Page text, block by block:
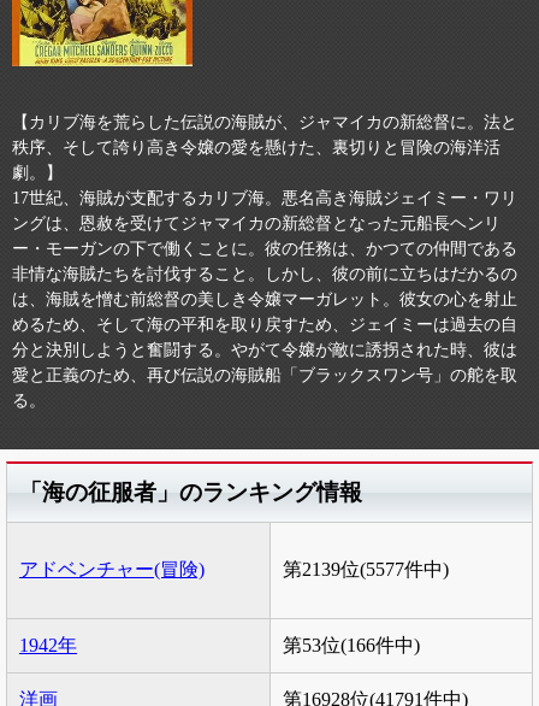
【カリブ海を荒らした伝説の海賊が、ジャマイカの新総督に。法と
秩序、そして誇り高き令嬢の愛を懸けた、裏切りと冒険の海洋活
劇。】
17世紀、海賊が支配するカリブ海。悪名高き海賊ジェイミー・ワリ
ングは、恩赦を受けてジャマイカの新総督となった元船長ヘンリ
ー・モーガンの下で働くことに。彼の任務は、かつての仲間である
非情な海賊たちを討伐すること。しかし、彼の前に立ちはだかるの
は、海賊を憎む前総督の美しき令嬢マーガレット。彼女の心を射止
めるため、そして海の平和を取り戻すため、ジェイミーは過去の自
分と決別しようと奮闘する。やがて令嬢が敵に誘拐された時、彼は
愛と正義のため、再び伝説の海賊船「ブラックスワン号」の舵を取
る。
「海の征服者」のランキング情報
アドベンチャー(冒険) 第2139位(5577件中)
1942年 第53位(166件中)
洋画 第16928位(41791件中)